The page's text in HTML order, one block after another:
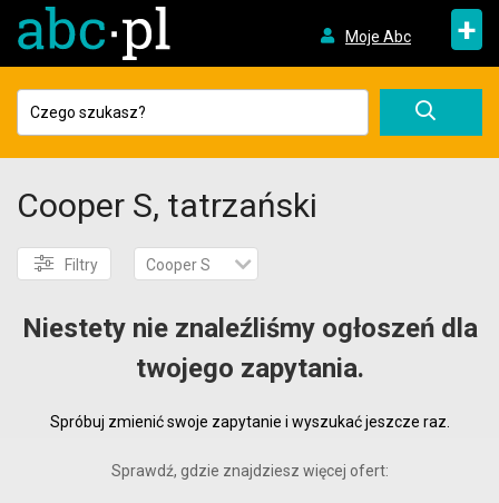
Moje Abc +
Cooper S, tatrzański
Filtry Cooper S
Niestety nie znaleźliśmy ogłoszeń dla
twojego zapytania.
Spróbuj zmienić swoje zapytanie i wyszukać jeszcze raz.
Sprawdź, gdzie znajdziesz więcej ofert: